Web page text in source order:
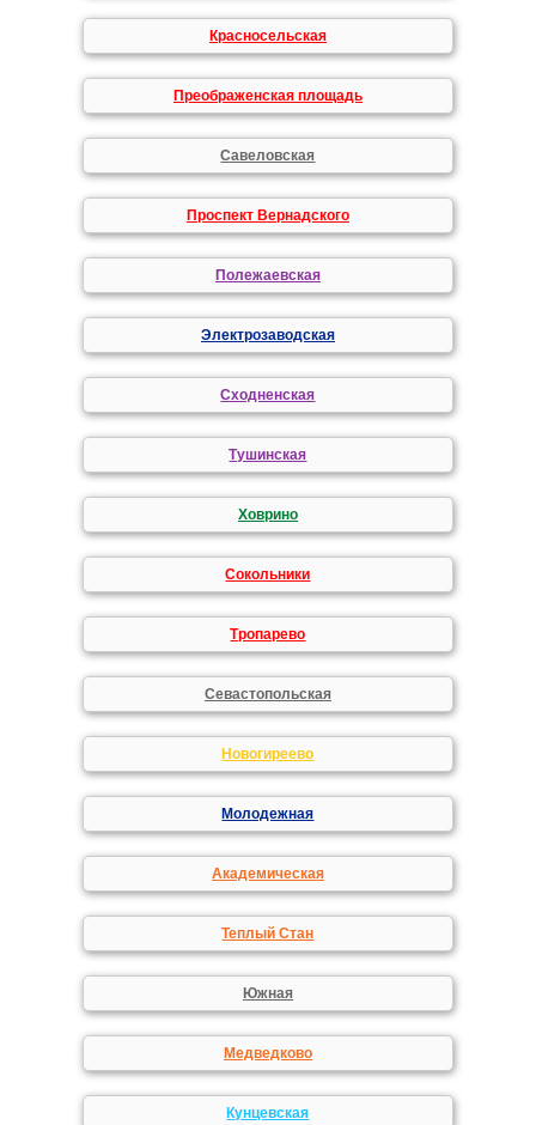
Красносельская
Преображенская площадь
Савеловская
Проспект Вернадского
Полежаевская
Электрозаводская
Сходненская
Тушинская
Ховрино
Сокольники
Тропарево
Севастопольская
Новогиреево
Молодежная
Академическая
Теплый Стан
Южная
Медведково
Кунцевская